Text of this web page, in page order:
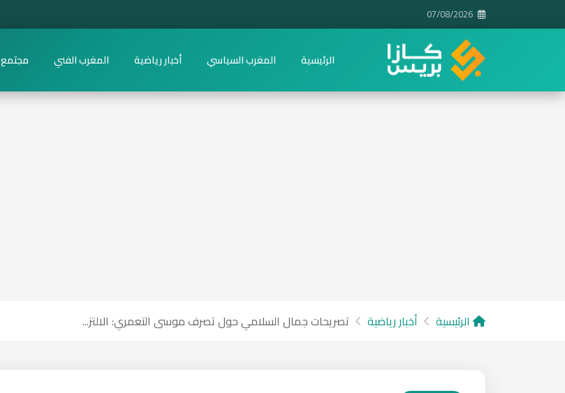
الرئيسية المغرب السياسي أخبار رياضية المغرب الفني مجتمع
الرئيسية أخبار رياضية تصريحات جمال السلامي حول تصرف موسى التعمري: الالتز...